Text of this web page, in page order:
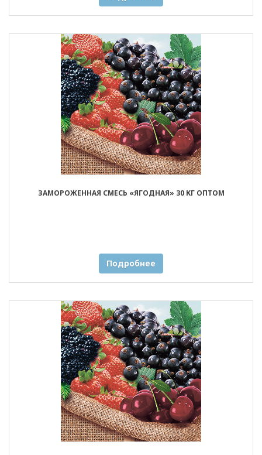
ЗАМОРОЖЕННАЯ СМЕСЬ «ЯГОДНАЯ» 30 КГ ОПТОМ
Подробнее